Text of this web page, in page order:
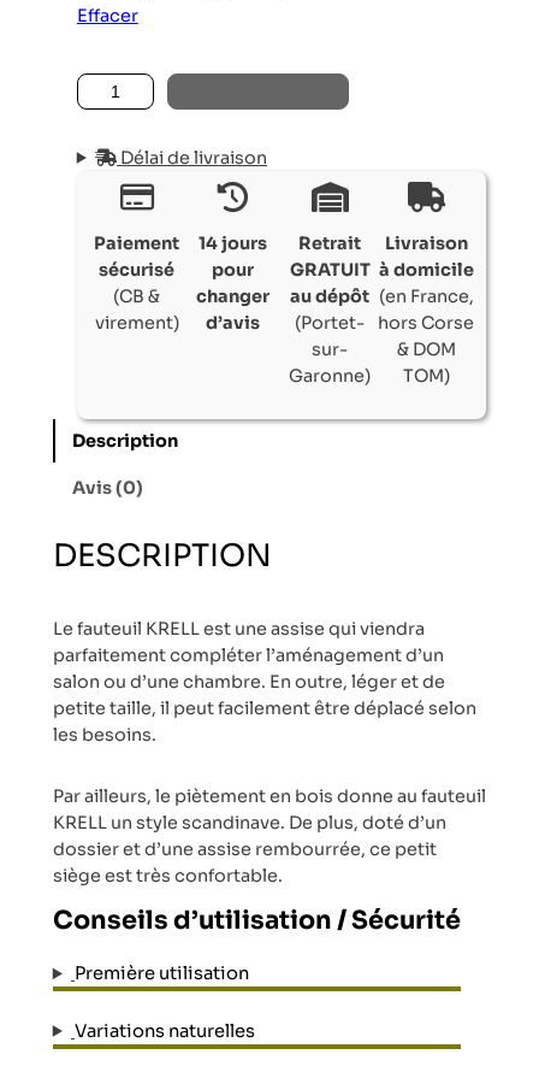
Effacer
quantité de FAUTEUIL KRELL
Délai de livraison
Paiement
sécurisé
(CB &
virement)
14 jours
pour
changer
d’avis
Retrait
GRATUIT
au dépôt
(Portet-
sur-
Garonne)
Livraison
à domicile
(en France,
hors Corse
& DOM
TOM)
Description
Avis (0)
DESCRIPTION
Le fauteuil KRELL est une assise qui viendra
parfaitement compléter l’aménagement d’un
salon ou d’une chambre. En outre, léger et de
petite taille, il peut facilement être déplacé selon
les besoins.
Par ailleurs, le piètement en bois donne au fauteuil
KRELL un style scandinave. De plus, doté d’un
dossier et d’une assise rembourrée, ce petit
siège est très confortable.
Conseils d’utilisation / Sécurité
Première utilisation
Variations naturelles